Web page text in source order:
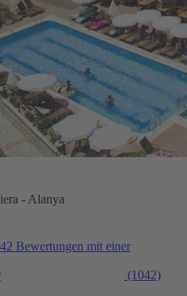
- Alanya
Bewertungen mit einer
(1042)